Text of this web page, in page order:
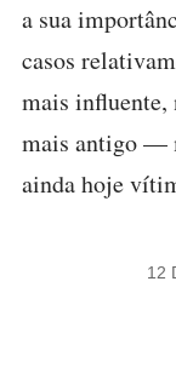
a sua
casos
mais influente,
mais antigo —
ainda hoje
12